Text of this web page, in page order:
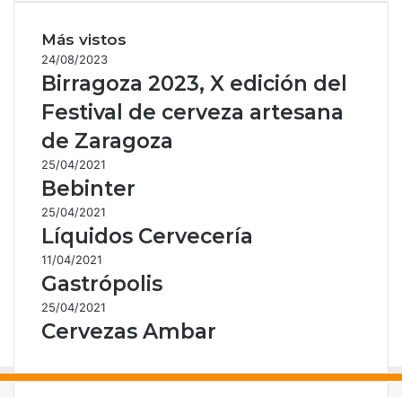
Más vistos
24/08/2023
Birragoza 2023, X edición del
Festival de cerveza artesana
de Zaragoza
25/04/2021
Bebinter
25/04/2021
Líquidos Cervecería
11/04/2021
Gastrópolis
25/04/2021
Cervezas Ambar